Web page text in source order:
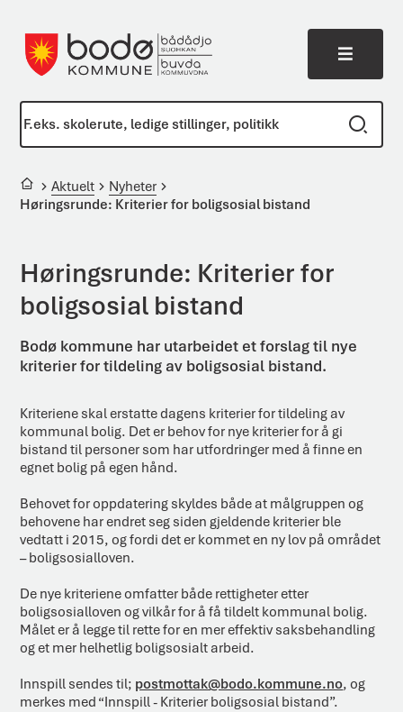
Meny
Du er her:
Aktuelt
Nyheter
Høringsrunde: Kriterier for boligsosial bistand
Høringsrunde: Kriterier for
boligsosial bistand
Bodø kommune har utarbeidet et forslag til nye
kriterier for tildeling av boligsosial bistand.
Kriteriene skal erstatte dagens kriterier for tildeling av
kommunal bolig. Det er behov for nye kriterier for å gi
bistand til personer som har utfordringer med å finne en
egnet bolig på egen hånd.
Behovet for oppdatering skyldes både at målgruppen og
behovene har endret seg siden gjeldende kriterier ble
vedtatt i 2015, og fordi det er kommet en ny lov på området
– boligsosialloven.
De nye kriteriene omfatter både rettigheter etter
boligsosialloven og vilkår for å få tildelt kommunal bolig.
Målet er å legge til rette for en mer effektiv saksbehandling
og et mer helhetlig boligsosialt arbeid.
Innspill sendes til; postmottak@bodo.kommune.no, og
merkes med “Innspill - Kriterier boligsosial bistand”.